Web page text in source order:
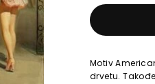
Motiv
drvetu.